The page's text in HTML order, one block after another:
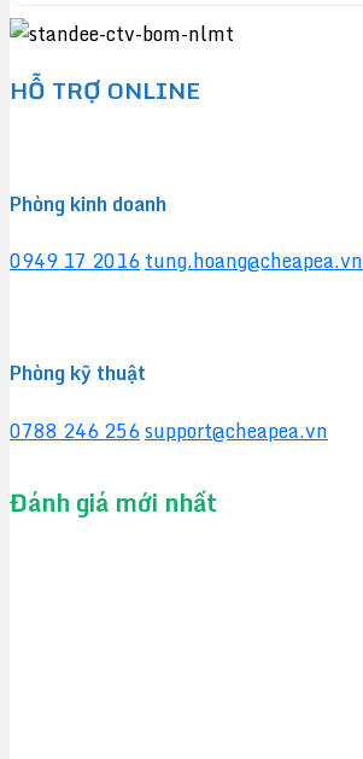
HỖ TRỢ ONLINE
Phòng kinh doanh
0949 17 2016tung.hoang@cheapea.vn
Phòng kỹ thuật
0788 246 256support@cheapea.vn
Đánh giá mới nhất